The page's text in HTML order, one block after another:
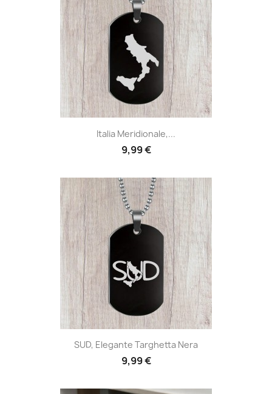
Italia Meridionale,...
9,99 €
SUD, Elegante Targhetta Nera
9,99 €